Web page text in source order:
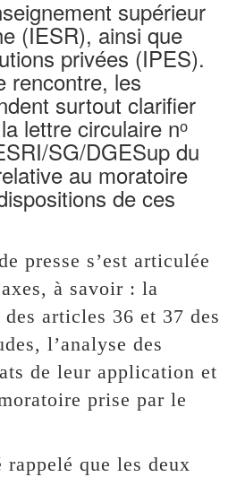
supérieur
(IESR), ainsi que
privées (IPES).
rencontre, les
surtout clarifier
lettre circulaire nᵒ
SG/DGESup du
au moratoire
de ces
presse s’est articulée
à savoir : la
articles 36 et 37 des
l’analyse des
de leur application et
prise par le
rappelé que les deux